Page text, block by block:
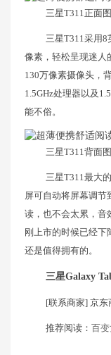
三星T311正面图
三星T311采用8
像素，轻松呈现迷人
130万像素摄像头，
1.5GHz处理器以及
能不俗。
三星T311背面图
三星T311最大
屏可自动将屏幕调节
读，也不会太累，音
刚上市的时候已经下
还是值得拥有的。
三星Galaxy
[联系商家] 京东
推荐阅读： 百